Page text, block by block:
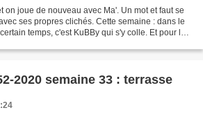
on joue de nouveau avec Ma'. Un mot et faut se
ses propres clichés. Cette semaine : dans le
temps, c'est KuBBy qui s'y colle. Et pour le
2020 semaine 33 : terrasse